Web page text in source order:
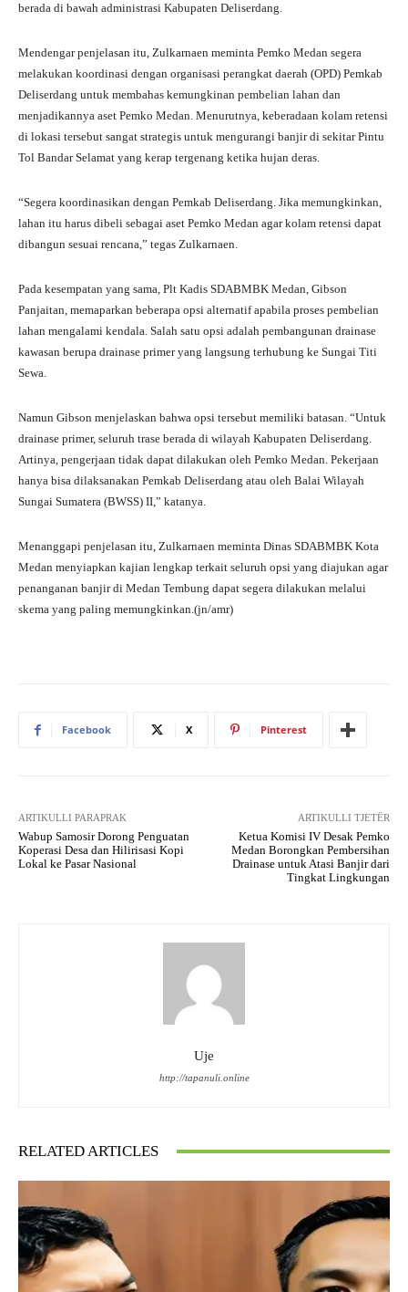
berada di bawah administrasi Kabupaten Deliserdang.
Mendengar penjelasan itu, Zulkarnaen meminta Pemko Medan segera
melakukan koordinasi dengan organisasi perangkat daerah (OPD) Pemkab
Deliserdang untuk membahas kemungkinan pembelian lahan dan
menjadikannya aset Pemko Medan. Menurutnya, keberadaan kolam retensi
di lokasi tersebut sangat strategis untuk mengurangi banjir di sekitar Pintu
Tol Bandar Selamat yang kerap tergenang ketika hujan deras.
“Segera koordinasikan dengan Pemkab Deliserdang. Jika memungkinkan,
lahan itu harus dibeli sebagai aset Pemko Medan agar kolam retensi dapat
dibangun sesuai rencana,” tegas Zulkarnaen.
Pada kesempatan yang sama, Plt Kadis SDABMBK Medan, Gibson
Panjaitan, memaparkan beberapa opsi alternatif apabila proses pembelian
lahan mengalami kendala. Salah satu opsi adalah pembangunan drainase
kawasan berupa drainase primer yang langsung terhubung ke Sungai Titi
Sewa.
Namun Gibson menjelaskan bahwa opsi tersebut memiliki batasan. “Untuk
drainase primer, seluruh trase berada di wilayah Kabupaten Deliserdang.
Artinya, pengerjaan tidak dapat dilakukan oleh Pemko Medan. Pekerjaan
hanya bisa dilaksanakan Pemkab Deliserdang atau oleh Balai Wilayah
Sungai Sumatera (BWSS) II,” katanya.
Menanggapi penjelasan itu, Zulkarnaen meminta Dinas SDABMBK Kota
Medan menyiapkan kajian lengkap terkait seluruh opsi yang diajukan agar
penanganan banjir di Medan Tembung dapat segera dilakukan melalui
skema yang paling memungkinkan.(jn/amr)
Facebook X Pinterest
ARTIKULLI PARAPRAK
Wabup Samosir Dorong Penguatan
Koperasi Desa dan Hilirisasi Kopi
Lokal ke Pasar Nasional
ARTIKULLI TJETËR
Ketua Komisi IV Desak Pemko
Medan Borongkan Pembersihan
Drainase untuk Atasi Banjir dari
Tingkat Lingkungan
Uje
http://tapanuli.online
RELATED ARTICLES